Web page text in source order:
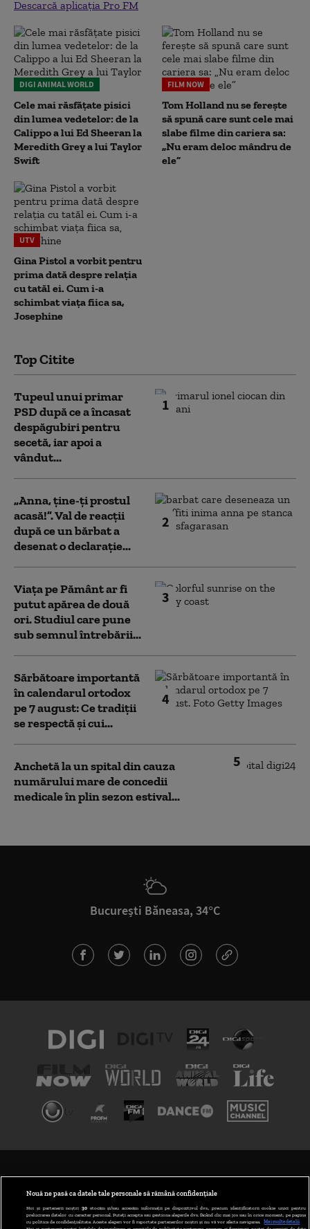
Descarcă aplicația Pro FM
DIGI ANIMAL WORLD
Cele mai răsfățate pisici
din lumea vedetelor: de la
Calippo a lui Ed Sheeran la
Meredith Grey a lui Taylor
Swift
FILM NOW
Tom Holland nu se ferește
să spună care sunt cele mai
slabe filme din cariera sa:
„Nu eram deloc mândru de
ele”
UTV
Gina Pistol a vorbit pentru
prima dată despre relația
cu tatăl ei. Cum i-a
schimbat viața fiica sa,
Josephine
Top Citite
1
Tupeul unui primar
PSD după ce a încasat
despăgubiri pentru
secetă, iar apoi a
vândut...
2
„Anna, ţine-ţi prostul
acasă!”. Val de reacții
după ce un bărbat a
desenat o declarație...
3
Viața pe Pământ ar fi
putut apărea de două
ori. Studiul care pune
sub semnul întrebării...
4
Sărbătoare importantă
în calendarul ortodox
pe 7 august: Ce tradiții
se respectă și cui...
5
Anchetă la un spital din cauza
numărului mare de concedii
medicale în plin sezon estival...
București Băneasa, 34°C
ABONARE DIGI TV
Nouă ne pasă ca datele tale personale să rămână confidențiale
Noi și partenerii noștri 30stocăm și/sau accesăm informații pe dispozitivul dvs., precum identificatorii cookie unici pentru
prelucrarea datelor cu caracter personal. Puteți accepta sau gestiona alegerile dvs. făcând clic mai jos sau în orice moment, pe pagina
cu politica de confidențialitate. Aceste alegeri vor fi raportate partenerilor noștri și nu vă vor afecta navigarea.
Mai multe detalii